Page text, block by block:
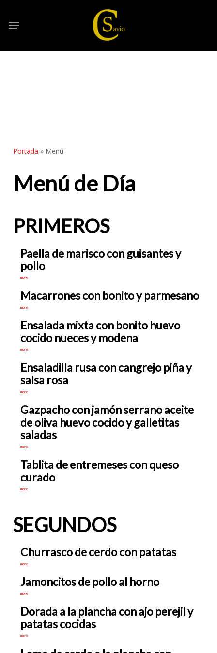
main
Menu
Portada » Menú
Menú de Día
PRIMEROS
Paella de marisco con guisantes y
pollo
more
Macarrones con bonito y parmesano
more
Ensalada mixta con bonito huevo
cocido nueces y modena
more
Ensaladilla rusa con cangrejo piña y
salsa rosa
more
Gazpacho con jamón serrano aceite
de oliva huevo cocido y galletitas
saladas
more
Tablita de entremeses con queso
curado
more
SEGUNDOS
Churrasco de cerdo con patatas
more
Jamoncitos de pollo al horno
more
Dorada a la plancha con ajo perejil y
patatas cocidas
more